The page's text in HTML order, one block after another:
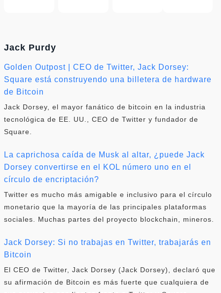
Jack Purdy
Golden Outpost | CEO de Twitter, Jack Dorsey:
Square está construyendo una billetera de hardware
de Bitcoin
Jack Dorsey, el mayor fanático de bitcoin en la industria
tecnológica de EE. UU., CEO de Twitter y fundador de
Square.
La caprichosa caída de Musk al altar, ¿puede Jack
Dorsey convertirse en el KOL número uno en el
círculo de encriptación?
Twitter es mucho más amigable e inclusivo para el círculo
monetario que la mayoría de las principales plataformas
sociales. Muchas partes del proyecto blockchain, mineros.
Jack Dorsey: Si no trabajas en Twitter, trabajarás en
Bitcoin
El CEO de Twitter, Jack Dorsey (Jack Dorsey), declaró que
su afirmación de Bitcoin es más fuerte que cualquiera de